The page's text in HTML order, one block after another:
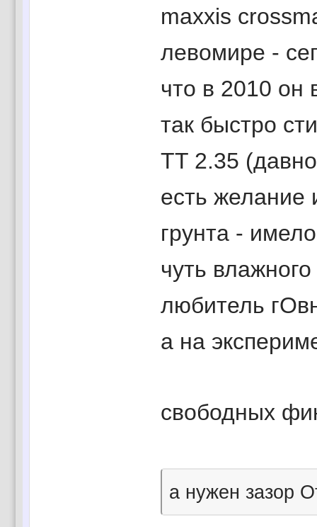
maxxis
левомире -
что в 2010 он
так быстро
TT 2.35
есть желание
грунта -
чуть
любитель
а на
свободных
а нужен зазор